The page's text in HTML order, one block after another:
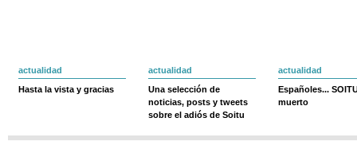
actualidad
Hasta la vista y gracias
actualidad
Una selección de
noticias, posts y tweets
sobre el adiós de Soitu
actualidad
Españoles...
muerto